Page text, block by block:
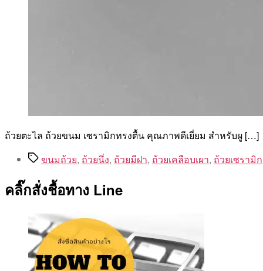
ถ้วยตะไล ถ้วยขนม เซรามิกทรงตื้น คุณภาพดีเยี่ยม สำหรับผู […]
Tagsขนมถ้วย, ถ้วยนึ่ง, ถ้วยมีฝา, ถ้วยเคลือบเผา, ถ้วยเซรามิก
คลิ๊กสั่งชื้อทาง Line